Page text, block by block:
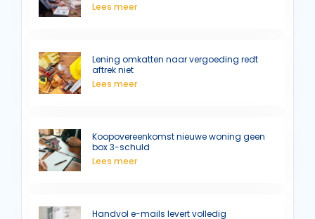
Lees meer
Lening omkatten naar vergoeding redt
aftrek niet
Lees meer
Koopovereenkomst nieuwe woning geen
box 3-schuld
Lees meer
Handvol e-mails levert volledig